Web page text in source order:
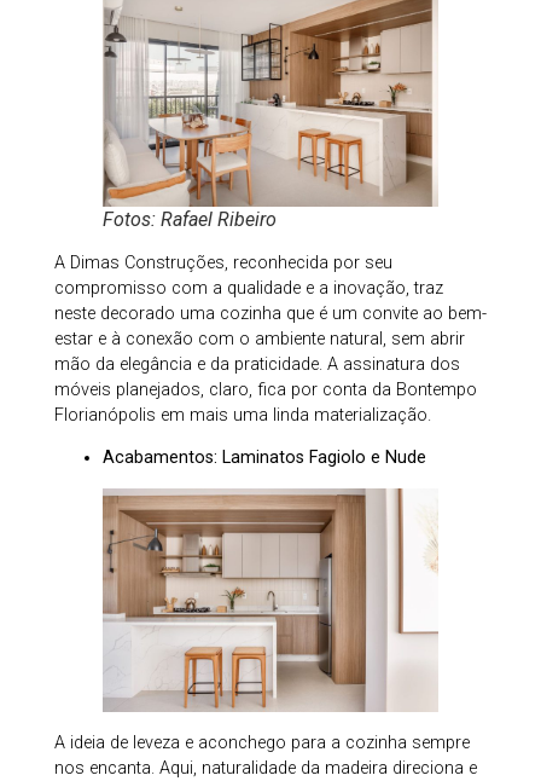
Fotos: Rafael Ribeiro
A Dimas Construções, reconhecida por seu
compromisso com a qualidade e a inovação, traz
neste decorado uma cozinha que é um convite ao bem-
estar e à conexão com o ambiente natural, sem abrir
mão da elegância e da praticidade. A assinatura dos
móveis planejados, claro, fica por conta da Bontempo
Florianópolis em mais uma linda materialização.
Acabamentos: Laminatos Fagiolo e Nude
A ideia de leveza e aconchego para a cozinha sempre
nos encanta. Aqui, naturalidade da madeira direciona e